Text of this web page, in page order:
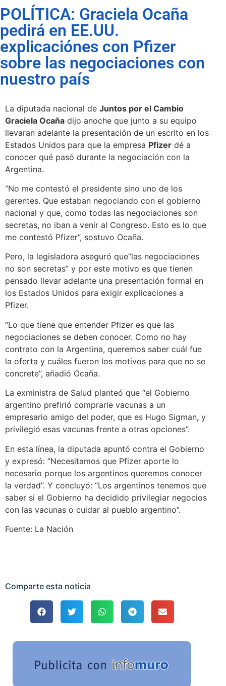
POLÍTICA: Graciela Ocaña
pedirá en EE.UU.
explicaciónes con Pfizer
sobre las negociaciones con
nuestro país
La diputada nacional de Juntos por el Cambio
Graciela Ocaña dijo anoche que junto a su equipo
llevaran adelante la presentación de un escrito en los
Estados Unidos para que la empresa Pfizer dé a
conocer qué pasó durante la negociación con la
Argentina.
“No me contestó el presidente sino uno de los
gerentes. Que estaban negociando con el gobierno
nacional y que, como todas las negociaciones son
secretas, no iban a venir al Congreso. Esto es lo que
me contestó Pfizer”, sostuvo Ocaña.
Pero, la legisladora aseguró que“las negociaciones
no son secretas” y por este motivo es que tienen
pensado llevar adelante una presentación formal en
los Estados Unidos para exigir explicaciones a
Pfizer.
“Lo que tiene que entender Pfizer es que las
negociaciones se deben conocer. Como no hay
contrato con la Argentina, queremos saber cuál fue
la oferta y cuáles fueron los motivos para que no se
concrete”, añadió Ocaña.
La exministra de Salud planteó que “el Gobierno
argentino prefirió comprarle vacunas a un
empresario amigo del poder, que es Hugo Sigman, y
privilegió esas vacunas frente a otras opciones”.
En esta línea, la diputada apuntó contra el Gobierno
y expresó: “Necesitamos que Pfizer aporte lo
necesario porque los argentinos queremos conocer
la verdad”. Y concluyó: “Los argentinos tenemos que
saber si el Gobierno ha decidido privilegiar negocios
con las vacunas o cuidar al pueblo argentino”.
Fuente: La Nación
Comparte esta noticia